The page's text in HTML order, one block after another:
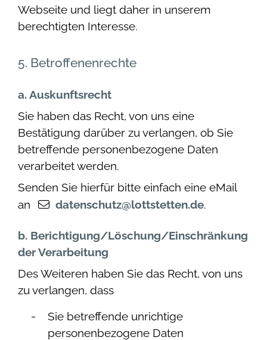
Webseite und liegt daher in unserem
berechtigten Interesse.
5. Betroffenenrechte
a. Auskunftsrecht
Sie haben das Recht, von uns eine
Bestätigung darüber zu verlangen, ob Sie
betreffende personenbezogene Daten
verarbeitet werden.
Senden Sie hierfür bitte einfach eine eMail
an
datenschutz@lottstetten.de.
b. Berichtigung/Löschung/Einschränkung
der Verarbeitung
Des Weiteren haben Sie das Recht, von uns
zu verlangen, dass
Sie betreffende unrichtige
personenbezogene Daten